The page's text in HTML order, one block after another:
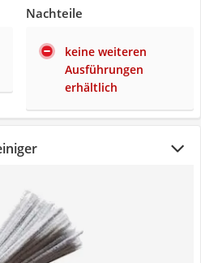
Nachteile
keine weiteren
Ausführungen
erhältlich